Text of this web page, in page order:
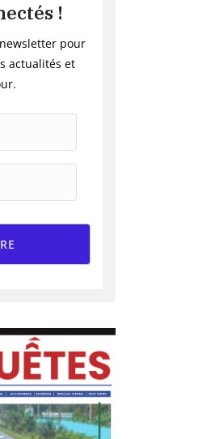
!
pour
actualités et